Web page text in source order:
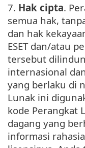
7. Hak cipta.
semua hak,
dan hak
ESET dan/atau
tersebut
internasional
yang berlaku di
Lunak ini
kode Perangkat
dagang yang
informasi